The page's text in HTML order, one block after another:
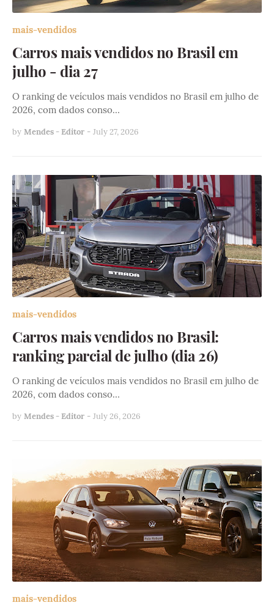
mais-vendidos
Carros mais vendidos no Brasil em
julho - dia 27
O ranking de veículos mais vendidos no Brasil em julho de
2026, com dados conso…
by Mendes - Editor - July 27, 2026
mais-vendidos
Carros mais vendidos no Brasil:
ranking parcial de julho (dia 26)
O ranking de veículos mais vendidos no Brasil em julho de
2026, com dados conso…
by Mendes - Editor - July 26, 2026
mais-vendidos